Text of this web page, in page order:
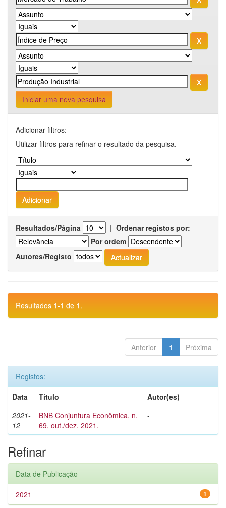
Iniciar uma nova pesquisa
Adicionar filtros:
Utilizar filtros para refinar o resultado da pesquisa.
Resultados/Página | Ordenar registos por:
Por ordem
Autores/Registo
Resultados 1-1 de 1.
Anterior 1 Próxima
Registos:
Data
Título
Autor(es)
2021-
12
BNB Conjuntura Econômica, n.
69, out./dez. 2021.
-
Refinar
Data de Publicação
1
2021